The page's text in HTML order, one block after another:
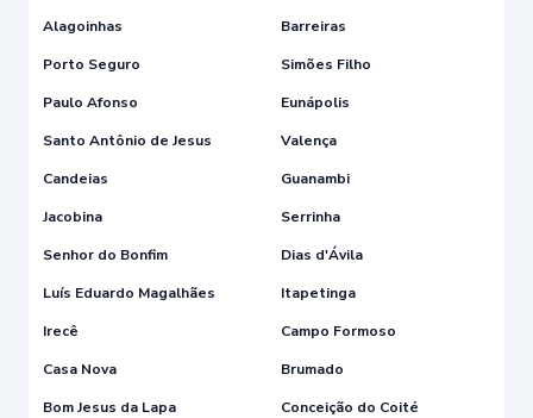
Alagoinhas
Barreiras
Porto Seguro
Simões Filho
Paulo Afonso
Eunápolis
Santo Antônio de Jesus
Valença
Candeias
Guanambi
Jacobina
Serrinha
Senhor do Bonfim
Dias d'Ávila
Luís Eduardo Magalhães
Itapetinga
Irecê
Campo Formoso
Casa Nova
Brumado
Bom Jesus da Lapa
Conceição do Coité